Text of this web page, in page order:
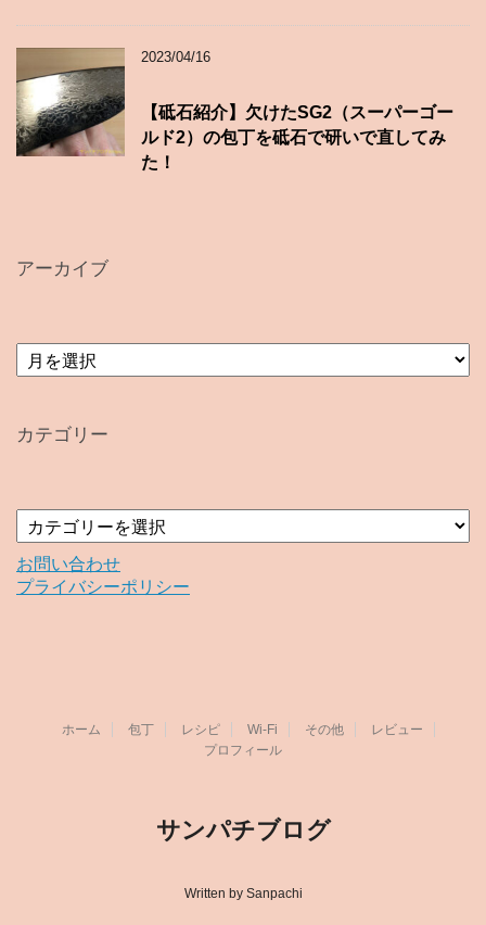
2023/04/16
【砥石紹介】欠けたSG2（スーパーゴー
ルド2）の包丁を砥石で研いで直してみ
た！
アーカイブ
ア
ー
ブ
カテゴリー
テ
ゴ
リ
お問い合わせ
プライバシーポリシー
ホーム 包丁 レシピ Wi-Fi その他
レビュー
プロフィール
サンパチブログ
Written by Sanpachi